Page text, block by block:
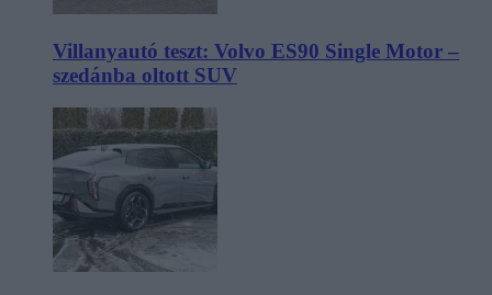
Villanyautó teszt: Volvo ES90 Single Motor –
szedánba oltott SUV